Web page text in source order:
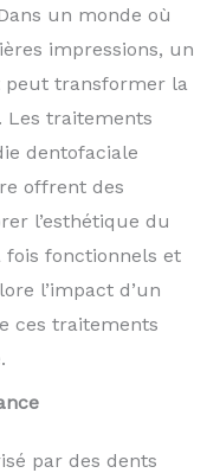
un monde où
impressions, un
transformer la
Les traitements
dentofaciale
offrent des
l’esthétique du
fois fonctionnels et
l’impact d’un
ces traitements
par des dents